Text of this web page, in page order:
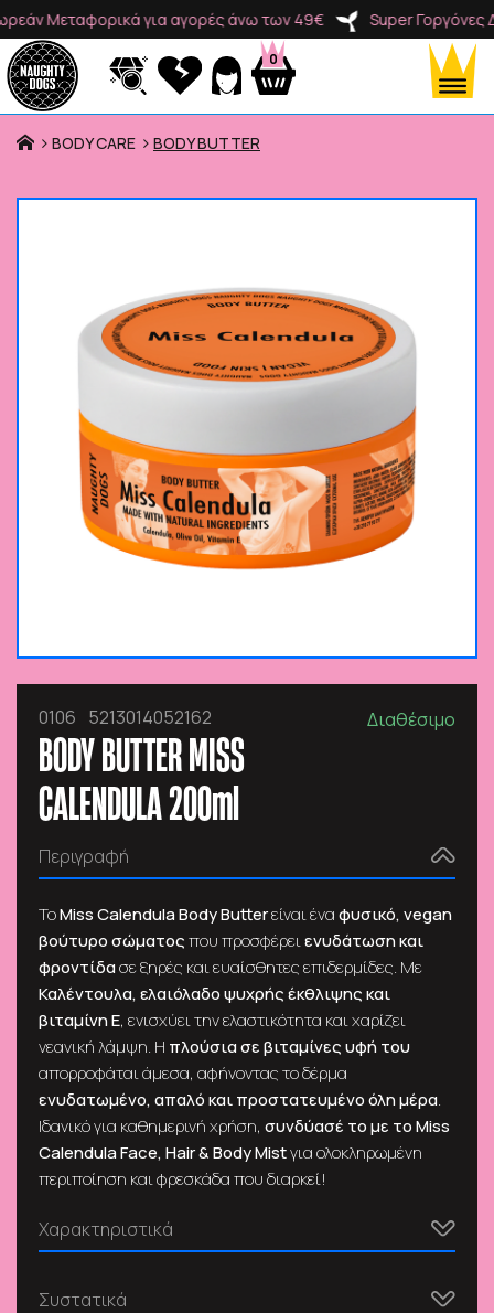
Μεταφορικά για αγορές άνω των 49€ Super Γοργόνες
0
Προϊόντα
BODY CARE BODY BUTTER
0106 5213014052162 Διαθέσιμο
BODY BUTTER MISS
CALENDULA 200ml
Περιγραφή
ΤοMissCalendula Body Butterείναι έναφυσικό, vegan
βούτυρο σώματοςπου προσφέρειενυδάτωση και
φροντίδασε ξηρές και ευαίσθητες επιδερμίδες. Με
Καλέντουλα, ελαιόλαδο ψυχρής έκθλιψης και
βιταμίνη Ε, ενισχύει την ελαστικότητα και χαρίζει
νεανική λάμψη. Η πλούσια σε βιταμίνες υφή του
απορροφάται άμεσα, αφήνοντας το δέρμα
ενυδατωμένο, απαλό και προστατευμένο όλη μέρα.
Ιδανικό για καθημερινή χρήση, συνδύασέ το με το Miss
Calendula Face, Hair & Body Mistγια ολοκληρωμένη
περιποίηση και φρεσκάδα που διαρκεί!
Χαρακτηριστικά
Συστατικά